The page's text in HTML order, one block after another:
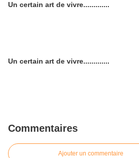
Un certain art de vivre.............
Un certain art de vivre.............
Commentaires
Ajouter un commentaire